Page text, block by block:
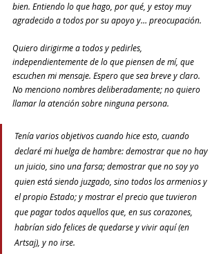
bien. Entiendo lo que hago, por qué, y estoy muy
agradecido a todos por su apoyo y… preocupación.
Quiero dirigirme a todos y pedirles,
independientemente de lo que piensen de mí, que
escuchen mi mensaje. Espero que sea breve y claro.
No menciono nombres deliberadamente; no quiero
llamar la atención sobre ninguna persona.
Tenía varios objetivos cuando hice esto, cuando
declaré mi huelga de hambre: demostrar que no hay
un juicio, sino una farsa; demostrar que no soy yo
quien está siendo juzgado, sino todos los armenios y
el propio Estado; y mostrar el precio que tuvieron
que pagar todos aquellos que, en sus corazones,
habrían sido felices de quedarse y vivir aquí (en
Artsaj), y no irse.